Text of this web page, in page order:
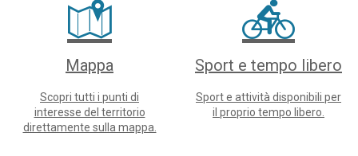
Mappa
Scopri tutti i punti di
interesse del territorio
direttamente sulla mappa.
Sport e tempo libero
Sport e attività disponibili per
il proprio tempo libero.